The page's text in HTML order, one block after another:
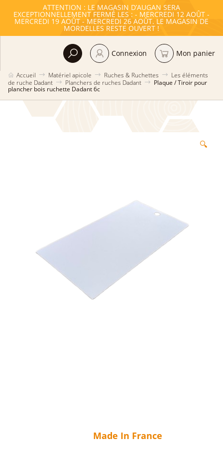
ATTENTION : LE MAGASIN D’AUGAN SERA
EXCEPTIONNELLEMENT FERMÉ LES : - MERCREDI 12 AOÛT -
MERCREDI 19 AOÛT - MERCREDI 26 AOÛT. LE MAGASIN DE
MORDELLES RESTE OUVERT !
Accueil Matériel apicole Ruches & Ruchettes
Les éléments
de ruche Dadant
Planchers de ruches Dadant
Plaque / Tiroir pour
plancher bois ruchette Dadant 6c
Connexion Mon panier
🔍
Made In France